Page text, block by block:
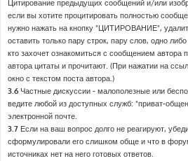
Цитирование предыдущих сообщений и/или
если вы хотите процитировать полностью
нужно нажать на кнопку "ЦИТИРОВАНИЕ",
оставить только пару строк, пару слов, одно
кто захочет ознакомиться с сообщением автора
автора цитаты и прочитают. (При нажатии на
окно с текстом поста автора.)
3.6Частные дискуссии - малополезные или
ведите любой из доступных служб: "приват-
электронной почте.
3.7 Если на ваш вопрос долго не реагируют,
сформулировали его слишком обще и что в
источниках нет на него готовых ответов.